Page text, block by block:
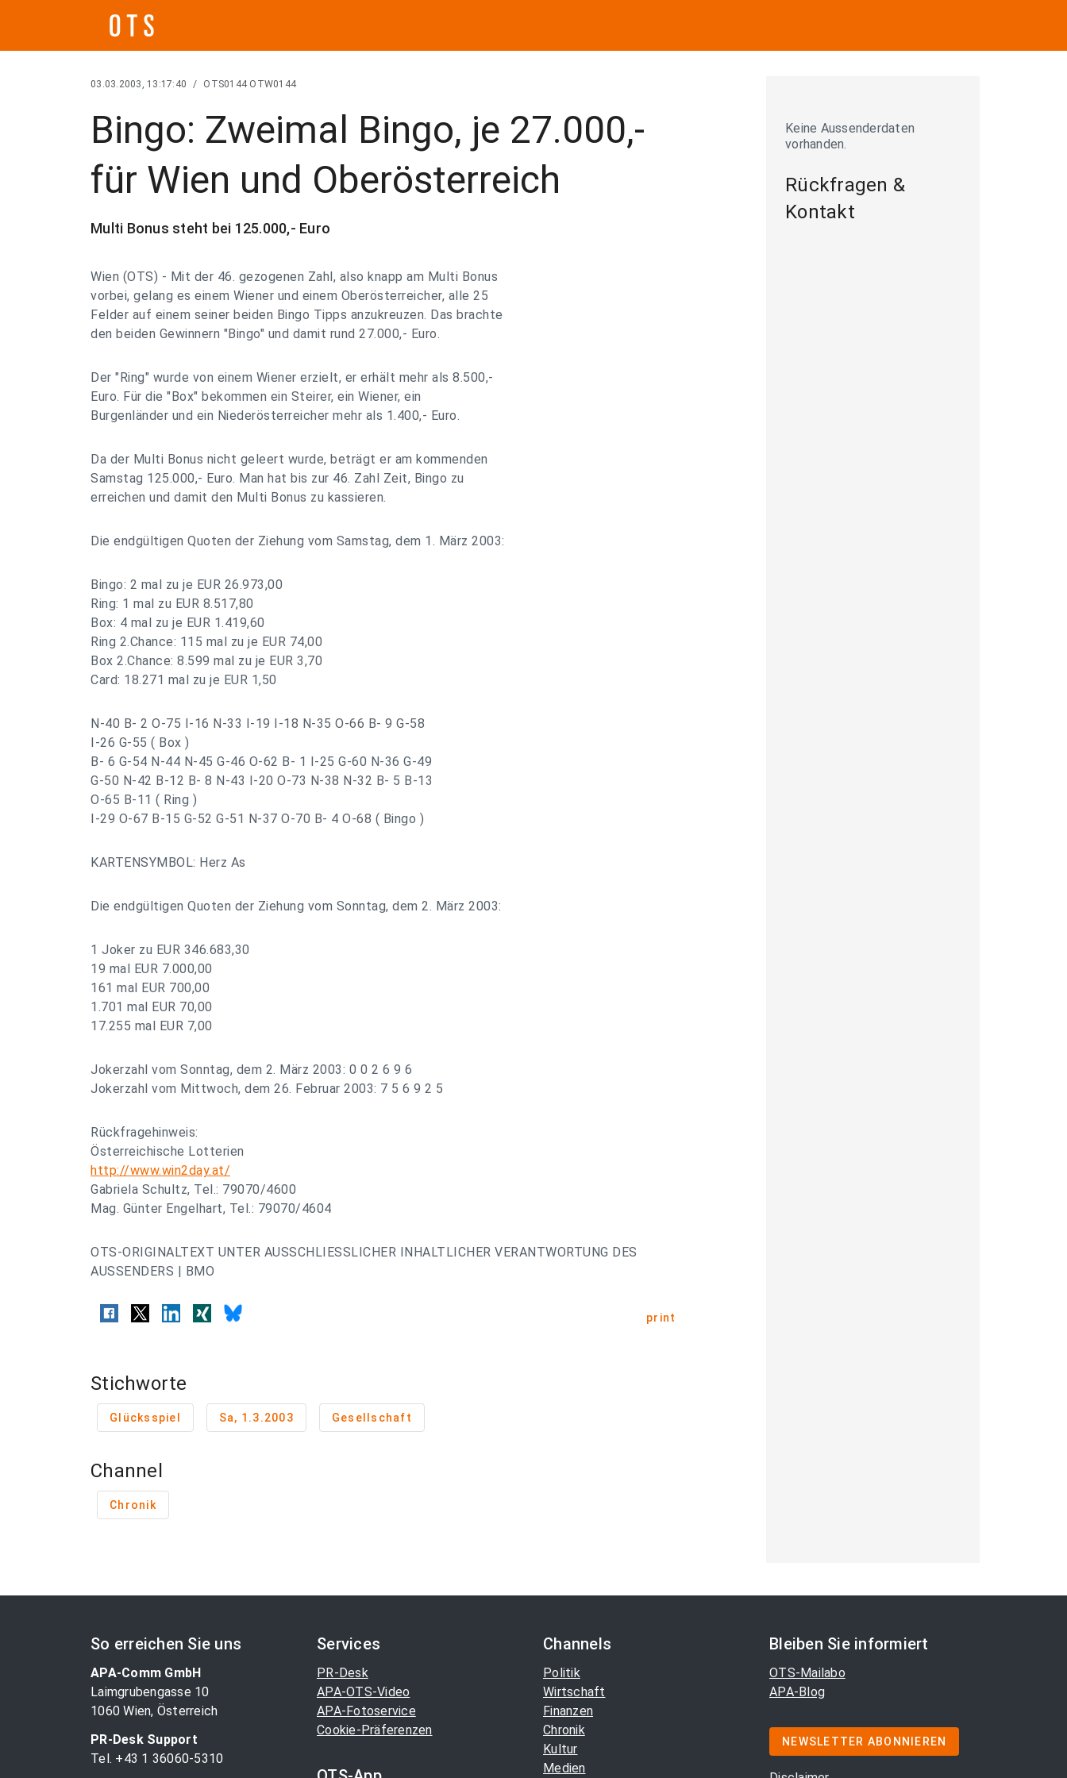
03.03.2003, 13:17:40 / OTS0144 OTW0144
Bingo: Zweimal Bingo, je 27.000,-
für Wien und Oberösterreich
Multi Bonus steht bei 125.000,- Euro
Wien (OTS) - Mit der 46. gezogenen Zahl, also knapp am Multi Bonus
vorbei, gelang es einem Wiener und einem Oberösterreicher, alle 25
Felder auf einem seiner beiden Bingo Tipps anzukreuzen. Das brachte
den beiden Gewinnern "Bingo" und damit rund 27.000,- Euro.
Der "Ring" wurde von einem Wiener erzielt, er erhält mehr als 8.500,-
Euro. Für die "Box" bekommen ein Steirer, ein Wiener, ein
Burgenländer und ein Niederösterreicher mehr als 1.400,- Euro.
Da der Multi Bonus nicht geleert wurde, beträgt er am kommenden
Samstag 125.000,- Euro. Man hat bis zur 46. Zahl Zeit, Bingo zu
erreichen und damit den Multi Bonus zu kassieren.
Die endgültigen Quoten der Ziehung vom Samstag, dem 1. März 2003:
Bingo: 2 mal zu je EUR 26.973,00
Ring: 1 mal zu EUR 8.517,80
Box: 4 mal zu je EUR 1.419,60
Ring 2.Chance: 115 mal zu je EUR 74,00
Box 2.Chance: 8.599 mal zu je EUR 3,70
Card: 18.271 mal zu je EUR 1,50
N-40 B- 2 O-75 I-16 N-33 I-19 I-18 N-35 O-66 B- 9 G-58
I-26 G-55 ( Box )
B- 6 G-54 N-44 N-45 G-46 O-62 B- 1 I-25 G-60 N-36 G-49
G-50 N-42 B-12 B- 8 N-43 I-20 O-73 N-38 N-32 B- 5 B-13
O-65 B-11 ( Ring )
I-29 O-67 B-15 G-52 G-51 N-37 O-70 B- 4 O-68 ( Bingo )
KARTENSYMBOL: Herz As
Die endgültigen Quoten der Ziehung vom Sonntag, dem 2. März 2003:
1 Joker zu EUR 346.683,30
19 mal EUR 7.000,00
161 mal EUR 700,00
1.701 mal EUR 70,00
17.255 mal EUR 7,00
Jokerzahl vom Sonntag, dem 2. März 2003: 0 0 2 6 9 6
Jokerzahl vom Mittwoch, dem 26. Februar 2003: 7 5 6 9 2 5
Rückfragehinweis:
Österreichische Lotterien
http://www.win2day.at/
Gabriela Schultz, Tel.: 79070/4600
Mag. Günter Engelhart, Tel.: 79070/4604
OTS-ORIGINALTEXT UNTER AUSSCHLIESSLICHER INHALTLICHER VERANTWORTUNG DES
AUSSENDERS | BMO
print
Stichworte
Glücksspiel Sa, 1.3.2003 Gesellschaft
Channel
Chronik
Keine Aussenderdaten
vorhanden.
Rückfragen &
Kontakt
So erreichen Sie uns
APA-Comm GmbH
Laimgrubengasse 10
1060 Wien, Österreich
PR-Desk Support
Tel. +43 1 36060-5310
Services
PR-Desk
APA-OTS-Video
APA-Fotoservice
Cookie-Präferenzen
Channels
Politik
Wirtschaft
Finanzen
Chronik
Kultur
Medien
Bleiben Sie informiert
OTS-Mailabo
APA-Blog
NEWSLETTER ABONNIEREN